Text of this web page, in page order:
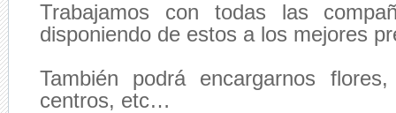
Trabajamos con todas las
disponiendo de estos a los mejores
También podrá encargarnos
centros, etc…